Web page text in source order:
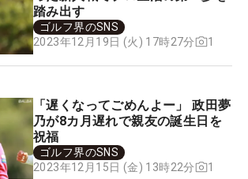
踏み出す
ゴルフ界のSNS
2023年12月19日 (火) 17時27分
1
「遅くなってごめんよー」 政田夢
乃が8カ月遅れで親友の誕生日を
祝福
ゴルフ界のSNS
2023年12月15日 (金) 13時22分
1